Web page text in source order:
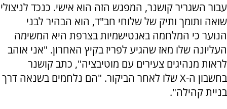
עבור השגריר קושנר, המפגש הזה הוא אישי. כנכד לניצולי
שואה ותומך ותיק של שלוחי חב"ד, הוא הבהיר לבני
הנוער כי המלחמה באנטישמיות בצרפת היא המשימה
העליונה שלו מאז שהגיע לפריז בקיץ האחרון. "אני אוהב
לראות מנהיגים צעירים עם מוטיבציה", כתב קושנר
בחשבון ה-X שלו לאחר הביקור. "הם נלחמים בשנאה דרך
בניית קהילה".